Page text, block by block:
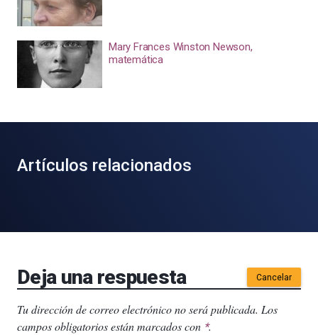
Mary Frances Winston Newson,
matemática
Artículos relacionados
Deja una respuesta Cancelar
Tu dirección de correo electrónico no será publicada. Los
campos obligatorios están marcados con *.